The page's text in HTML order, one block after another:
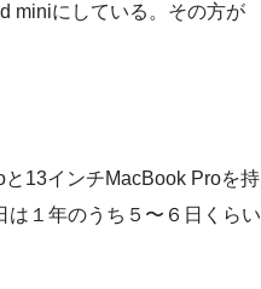
miniにしている。その方が
13インチMacBook Proを持
は１年のうち５〜６日くらい